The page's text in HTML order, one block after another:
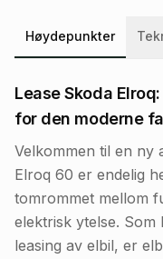
Høydepunkter
Lease Skoda
for den moderne
Velkommen til en ny
Elroq 60 er endelig
tomrommet mellom
elektrisk ytelse.
leasing av elbil, er